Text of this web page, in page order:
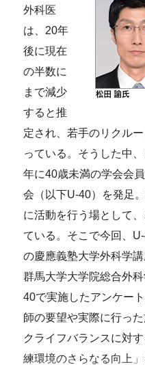
外科医
は、20年
後に現在
の半数に
まで減少
すると推
定され、若手のリクル
っている。そうした中
年に40歳未満の学会会
会（以下U-40）を発足
に活動を行う場として
ている。そこで今回、
の慶應義塾大学外科学
群馬大学大学院総合外
40で実施したアンケー
師の要望や実際に行っ
クライフバランスに対
練環境のさらなる向上